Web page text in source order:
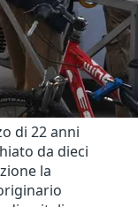
di 22 anni
da dieci
la